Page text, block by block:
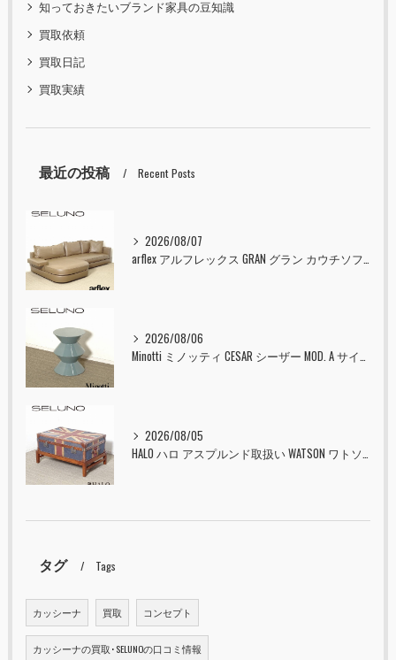
知っておきたいブランド家具の豆知識
買取依頼
買取日記
買取実績
最近の投稿 Recent Posts
2026/08/07
2026/08/06
2026/08/05
タグ Tags
カッシーナ 買取 コンセプト
カッシーナの買取･SELUNOの口コミ情報